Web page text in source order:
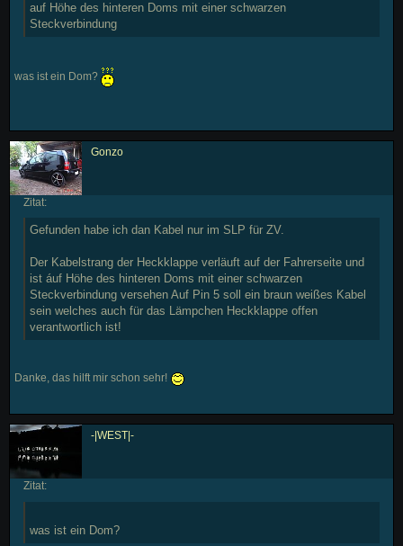
auf Höhe des hinteren Doms mit einer schwarzen
Steckverbindung
was ist ein Dom?
Gonzo
Zitat:
Gefunden habe ich dan Kabel nur im SLP für ZV.
Der Kabelstrang der Heckklappe verläuft auf der Fahrerseite und
ist áuf Höhe des hinteren Doms mit einer schwarzen
Steckverbindung versehen Auf Pin 5 soll ein braun weißes Kabel
sein welches auch für das Lämpchen Heckklappe offen
verantwortlich ist!
Danke, das hilft mir schon sehr!
-|WEST|-
Zitat:
was ist ein Dom?